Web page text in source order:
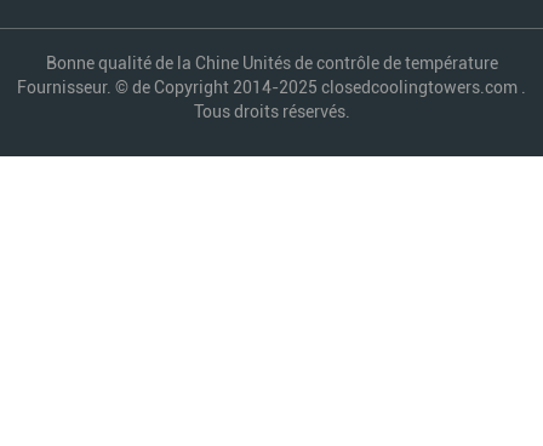
Bonne qualité de la Chine Unités de contrôle de température
Fournisseur. © de Copyright 2014-2025 closedcoolingtowers.com .
Tous droits réservés.